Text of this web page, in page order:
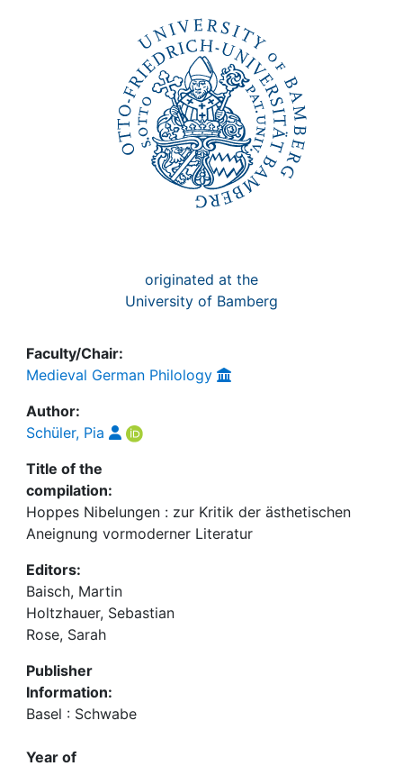
originated at the
University of Bamberg
Faculty/Chair:
Medieval German Philology
Author:
Schüler, Pia
Title of the
compilation:
Hoppes Nibelungen : zur Kritik der ästhetischen
Aneignung vormoderner Literatur
Editors:
Baisch, Martin
Holtzhauer, Sebastian
Rose, Sarah
Publisher
Information:
Basel : Schwabe
Year of